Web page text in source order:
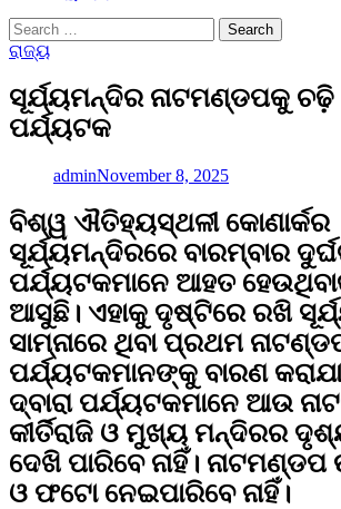
Search
for:
ରାଜ୍ୟ
ସୂର୍ଯ୍ୟମନ୍ଦିର ନାଟମଣ୍ଡପକୁ ଚଢ଼ି
ପର୍ଯ୍ୟଟକ
adminNovember 8, 2025
ବିଶ୍ୱ ଐତିହ୍ୟସ୍ଥଳୀ କୋଣାର୍କର
ସୂର୍ଯ୍ୟମନ୍ଦିରରେ ବାରମ୍ବାର
ପର୍ଯ୍ୟଟକମାନେ ଆହତ
ଆସୁଛି। ଏହାକୁ ଦୃଷ୍ଟିରେ ରଖି
ସାମ୍ନାରେ ଥିବା ପ୍ରଥମ
ପର୍ଯ୍ୟଟକମାନଙ୍କୁ ବାରଣ
ଦ୍ବାରା ପର୍ଯ୍ୟଟକମାନେ ଆଉ
କୀର୍ତିରାଜି ଓ ମୁଖ୍ୟ ମନ୍ଦିରର
ଦେଖି ପାରିବେ ନାହିଁ।
ଓ ଫଟୋ ନେଇପାରିବେ ନାହିଁ।